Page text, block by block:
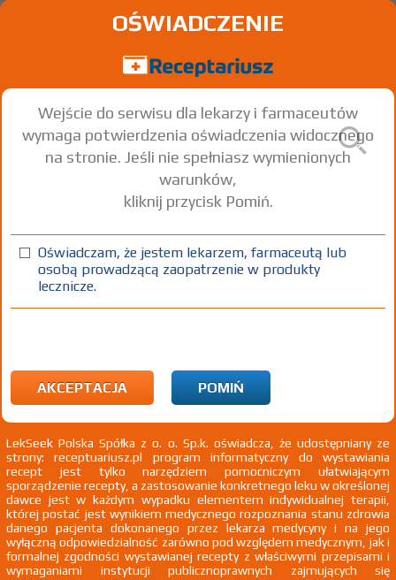
Znaleziono wyników:
Lz
Carboplatinum
inf. [konc. do przyg. roztw.] 10 mg/ml 1
fiol. 5 ml Iniekcje
medac GmbH Sp. z o.o.
Oddział w Polsce
Carbomedac
100%
OŚWIADCZENIE
Wejście do serwisu dla lekarzy i farmaceutów
wymaga potwierdzenia oświadczenia widocznego
na stronie. Jeśli nie spełniasz wymienionych
warunków,
kliknij przycisk Pomiń.
Oświadczam, że jestem lekarzem, farmaceutą lub
osobą prowadzącą zaopatrzenie w produkty
lecznicze.
AKCEPTACJA POMIŃ
LekSeek Polska Spółka z o. o. Sp.k. oświadcza, że udostępniany ze
strony: receptuariusz.pl program informatyczny do wystawiania
recept jest tylko narzędziem pomocniczym ułatwiającym
sporządzenie recepty, a zastosowanie konkretnego leku w określonej
dawce jest w każdym wypadku elementem indywidualnej terapii,
której postać jest wynikiem medycznego rozpoznania stanu zdrowia
danego pacjenta dokonanego przez lekarza medycyny i na jego
wyłączną odpowiedzialność zarówno pod względem medycznym, jak i
formalnej zgodności wystawianej recepty z właściwymi przepisami i
wymaganiami instytucji publicznoprawnych zajmujących się